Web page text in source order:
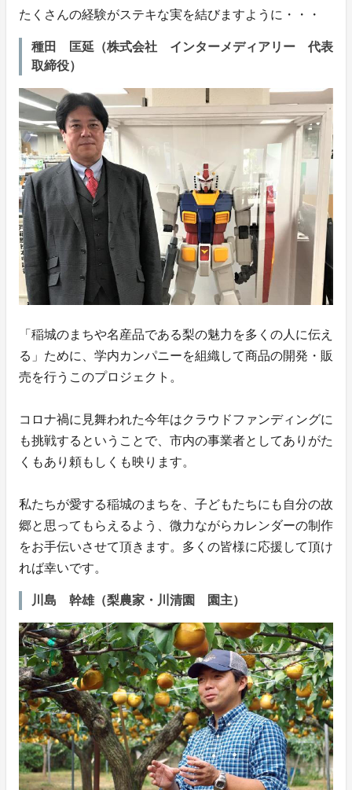
たくさんの経験がステキな実を結びますように・・・
種田 匡延（株式会社 インターメディアリー 代表
取締役）
「稲城のまちや名産品である梨の魅力を多くの人に伝え
る」ために、学内カンパニーを組織して商品の開発・販
売を行うこのプロジェクト。
コロナ禍に見舞われた今年はクラウドファンディングに
も挑戦するということで、市内の事業者としてありがた
くもあり頼もしくも映ります。
私たちが愛する稲城のまちを、子どもたちにも自分の故
郷と思ってもらえるよう、微力ながらカレンダーの制作
をお手伝いさせて頂きます。多くの皆様に応援して頂け
れば幸いです。
川島 幹雄（梨農家・川清園 園主）